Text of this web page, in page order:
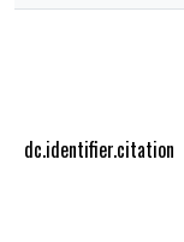
dc.identifier.citation